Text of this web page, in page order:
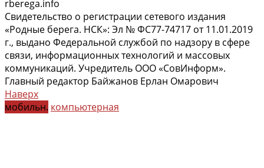
rberega.info
Свидетельство о регистрации сетевого издания
«Родные берега. НСК»: Эл № ФС77-74717 от 11.01.2019
г., выдано Федеральной службой по надзору в сфере
связи, информационных технологий и массовых
коммуникаций. Учредитель ООО «СовИнформ».
Главный редактор Байжанов Ерлан Омарович
Наверх
мобильн. компьютерная